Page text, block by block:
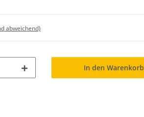
abweichend)
In den Warenkorb